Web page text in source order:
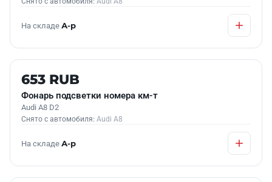
На складе А-р
Б/У В НАЛИЧИИ
653 RUB
Фонарь подсветки номера км-т
Audi A8 D2
Снято с автомобиля: Audi A8
На складе А-р